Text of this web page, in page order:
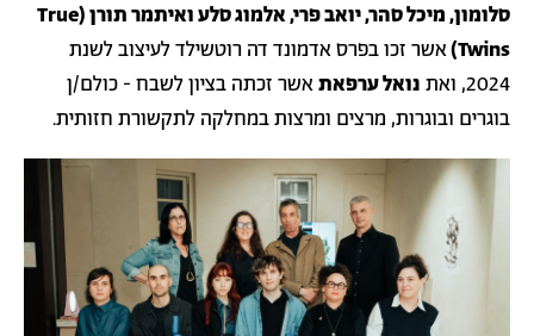
סלומון, מיכל סהר, יואב פרי, אלמוג סלע ואיתמר תורן (True
Twins) אשר זכו בפרס אדמונד דה רוטשילד לעיצוב לשנת
2024, ואת
נואל ערפאתאשר זכתה בציון לשבח - כולם/ן
בוגרים ובוגרות, מרצים ומרצות במחלקה לתקשורת חזותית.